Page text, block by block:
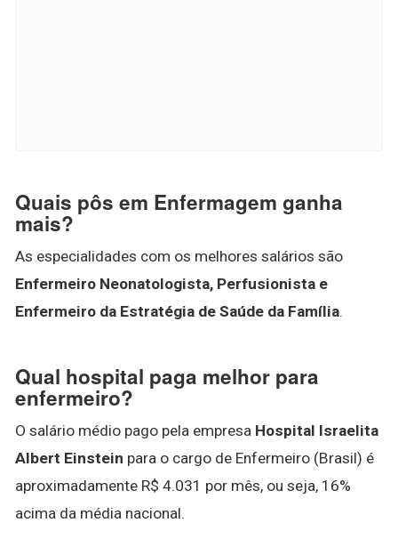
Quais pôs em Enfermagem ganha
mais?
As especialidades com os melhores salários são
Enfermeiro Neonatologista, Perfusionista e
Enfermeiro da Estratégia de Saúde da Família.
Qual hospital paga melhor para
enfermeiro?
O salário médio pago pela empresa Hospital Israelita
Albert Einstein para o cargo de Enfermeiro (Brasil) é
aproximadamente R$ 4.031 por mês, ou seja, 16%
acima da média nacional.